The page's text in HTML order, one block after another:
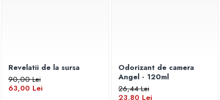
Revelatii de la sursa
90,00 Lei
63,00 Lei
Odorizant de camera
Angel - 120ml
26,44 Lei
23,80 Lei